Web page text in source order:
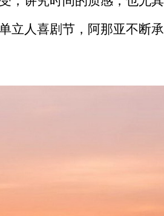
立人喜剧节，阿那亚不断